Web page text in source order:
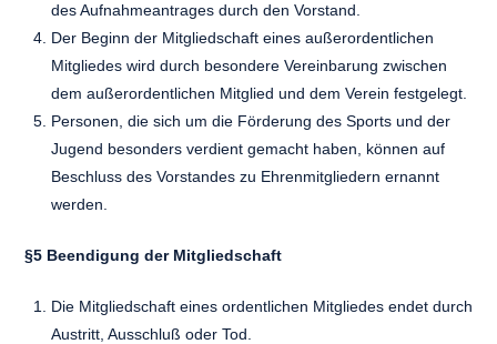
des Aufnahmeantrages durch den Vorstand.
Der Beginn der Mitgliedschaft eines außerordentlichen
Mitgliedes wird durch besondere Vereinbarung zwischen
dem außerordentlichen Mitglied und dem Verein festgelegt.
Personen, die sich um die Förderung des Sports und der
Jugend besonders verdient gemacht haben, können auf
Beschluss des Vorstandes zu Ehrenmitgliedern ernannt
werden.
§5 Beendigung der Mitgliedschaft
Die Mitgliedschaft eines ordentlichen Mitgliedes endet durch
Austritt, Ausschluß oder Tod.